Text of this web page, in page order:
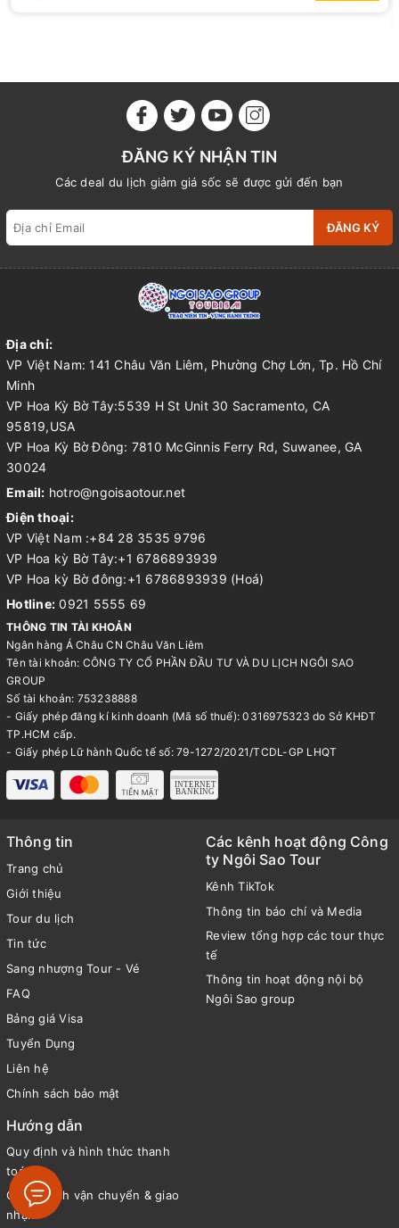
ĐĂNG KÝ NHẬN TIN
Các deal du lịch giảm giá sốc sẽ được gửi đến bạn
ĐĂNG KÝ
Địa chỉ:
VP Việt Nam: 141 Châu Văn Liêm, Phường Chợ Lớn, Tp. Hồ Chí
Minh
VP Hoa Kỳ Bờ Tây:5539 H St Unit 30 Sacramento, CA
95819,USA
VP Hoa Kỳ Bờ Đông: 7810 McGinnis Ferry Rd, Suwanee, GA
30024
Email: hotro@ngoisaotour.net
Điện thoại:
VP Việt Nam :+84 28 3535 9796
VP Hoa kỳ Bờ Tây:+1 6786893939
VP Hoa kỳ Bờ đông:+1 6786893939 (Hoá)
Hotline: 0921 5555 69
THÔNG TIN TÀI KHOẢN
Ngân hàng Á Châu CN Châu Văn Liêm
Tên tài khoản: CÔNG TY CỔ PHẦN ĐẦU TƯ VÀ DU LỊCH NGÔI SAO
GROUP
Số tài khoản: 753238888
- Giấy phép đăng kí kinh doanh (Mã số thuế): 0316975323 do Sở KHĐT
TP.HCM cấp.
- Giấy phép Lữ hành Quốc tế số: 79-1272/2021/TCDL-GP LHQT
Thông tin
Trang chủ
Giới thiệu
Tour du lịch
Tin tức
Sang nhượng Tour - Vé
FAQ
Bảng giá Visa
Tuyển Dụng
Liên hệ
Chính sách bảo mật
Các kênh hoạt động Công
ty Ngôi Sao Tour
Kênh TikTok
Thông tin báo chí và Media
Review tổng hợp các tour thực
tế
Thông tin hoạt động nội bộ
Ngôi Sao group
Hướng dẫn
Quy định và hình thức thanh
toán
Chính sách vận chuyển & giao
nhận